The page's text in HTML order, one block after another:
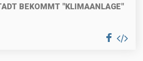
BEKOMMT "KLIMAANLAGE"